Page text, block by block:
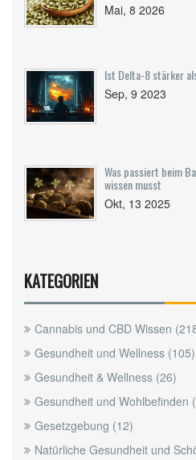
Mai, 8 2026
Ist Delta-8 stärker
Sep, 9 2023
Was passiert beim
wissen musst
Okt, 13 2025
KATEGORIEN
Cannabis und CBD Wissen
Gesundheit und Wellness (105)
Gesundheit & Wellness (26)
Gesundheit und Wohlbefinden
Gesetzgebung (12)
Natürliche Gesundheit und